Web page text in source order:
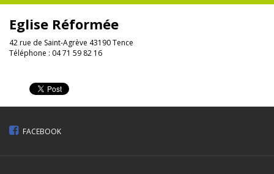
Eglise Réformée
42 rue de Saint-Agrève 43190 Tence
Téléphone : 04 71 59 82 16
FACEBOOK